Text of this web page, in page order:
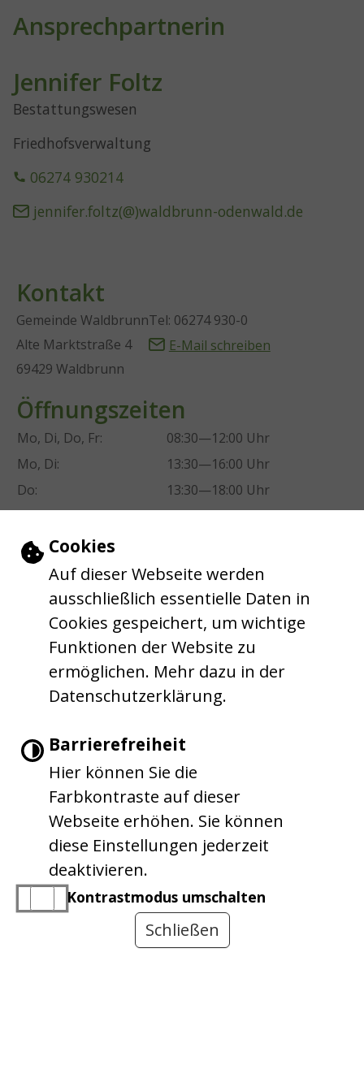
Einstellungen zu Cookies und
Cookies
Auf dieser Webseite werden
ausschließlich essentielle Daten in
Cookies gespeichert, um wichtige
Funktionen der Website zu
ermöglichen. Mehr dazu in der
Datenschutzerklärung.
Barrierefreiheit
Hier können Sie die
Farbkontraste auf dieser
Webseite erhöhen. Sie können
diese Einstellungen jederzeit
deaktivieren.
Kontrastmodus umschalten
Schließen
Ansprechpartnerin
Jennifer Foltz
Bestattungswesen
Friedhofsverwaltung
06274 930214
jennifer.foltz(@)waldbrunn-odenwald.de
Kontakt
Gemeinde Waldbrunn
Alte Marktstraße 4
69429 Waldbrunn
Tel: 06274 930-0
E-Mail schreiben
Öffnungszeiten
Mo, Di, Do, Fr:
08:30—12:00 Uhr
Mo, Di:
13:30—16:00 Uhr
Do:
13:30—18:00 Uhr
Mi:
geschlossen
Leichte Sprache
Gebärdensprache
Barrierefreie Ansicht
Datenschutzerklärung